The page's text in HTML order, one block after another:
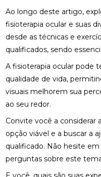
Ao longo deste artigo,
fisioterapia ocular e suas
desde as técnicas e
qualificados, sendo
A fisioterapia ocular pode
qualidade de vida,
visuais melhorem sua
ao seu redor.
Convite você a considerar
opção viável e a buscar a
qualificado. Não hesite
perguntas sobre este
DESCUBRA OS BENEFÍCIOS DE UMA CLÍNICA DE
OSTEOPATIA PARA
DICAS PARA ESCOLHER A MELHOR PALMILHA PARA
JOANETE
EM QUAIS CASOS A FISIOTERAPIA É
RECOMENDADA?
ENCONTRE A CLÍNICA DE QUIROPRAXIA PERTO DE
VOCÊ
ENCONTRE A MELHOR CLÍNICA DE QUIROPRAXIA
PERTO DE VOCÊ